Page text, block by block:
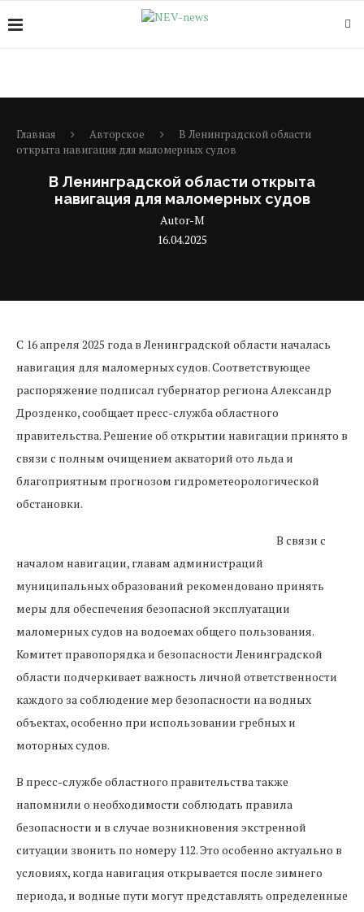
Главная Авторское
В Ленинградской области
открыта навигация для маломерных судов
В Ленинградской области открыта
навигация для маломерных судов
Autor-M
16.04.2025
С 16 апреля 2025 года в Ленинградской области началась
навигация для маломерных судов. Соответствующее
распоряжение подписал губернатор региона Александр
Дрозденко, сообщает пресс-служба областного
правительства. Решение об открытии навигации принято в
связи с полным очищением акваторий ото льда и
благоприятным прогнозом гидрометеорологической
обстановки.
В связи с
началом навигации, главам администраций
муниципальных образований рекомендовано принять
меры для обеспечения безопасной эксплуатации
маломерных судов на водоемах общего пользования.
Комитет правопорядка и безопасности Ленинградской
области подчеркивает важность личной ответственности
каждого за соблюдение мер безопасности на водных
объектах, особенно при использовании гребных и
моторных судов.
В пресс-службе областного правительства также
напомнили о необходимости соблюдать правила
безопасности и в случае возникновения экстренной
ситуации звонить по номеру 112. Это особенно актуально в
условиях, когда навигация открывается после зимнего
периода, и водные пути могут представлять определенные